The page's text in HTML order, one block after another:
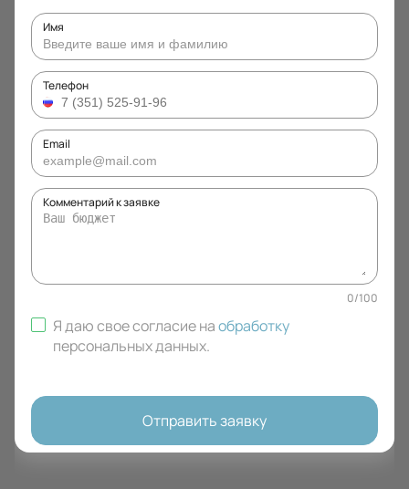
Имя
Телефон
Email
Комментарий к заявке
0/100
Я даю свое согласие наобработку
персональных данных.
Отправить заявку